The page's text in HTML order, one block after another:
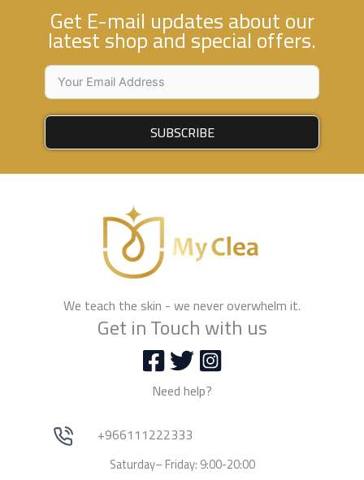
Get E-mail updates about our
latest shop and special offers.
SUBSCRIBE
We teach the skin - we never overwhelm it.
Get in Touch with us
Need help?
+966111222333
Saturday– Friday: 9:00-20:00